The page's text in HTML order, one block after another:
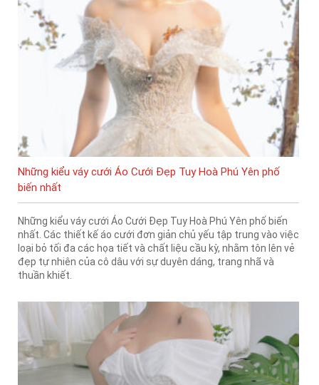
Những kiểu váy cưới Áo Cưới Đẹp Tuy Hoà Phú Yên phố
biến nhất
Những kiểu váy cưới Áo Cưới Đẹp Tuy Hoà Phú Yên phố biến
nhất. Các thiết kế áo cưới đơn giản chủ yếu tập trung vào việc
loại bỏ tối đa các họa tiết và chất liệu cầu kỳ, nhằm tôn lên vẻ
đẹp tự nhiên của cô dâu với sự duyên dáng, trang nhã và
thuần khiết.